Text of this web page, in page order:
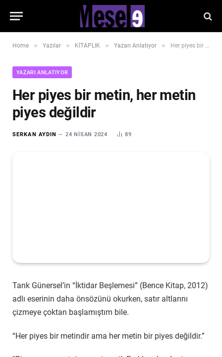
Home » Yazılar » KİTAPLIK » Yazarı Anlatıyor » Her piyes bir metin, her metin piyes değildir
YAZARI ANLATIYOR
Her piyes bir metin, her metin
piyes değildir
SERKAN AYDIN 24 NISAN 2024 89
Tarık Günersel’in “İktidar Beşlemesi” (Bence Kitap, 2012)
adlı eserinin daha önsözünü okurken, satır altlarını
çizmeye çoktan başlamıştım bile.
“Her piyes bir metindir ama her metin bir piyes değildir.”